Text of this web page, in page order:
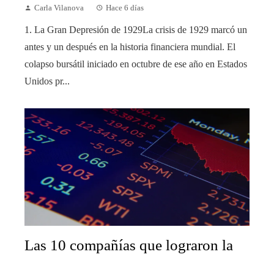
Carla Vilanova Hace 6 días
1. La Gran Depresión de 1929La crisis de 1929 marcó un
antes y un después en la historia financiera mundial. El
colapso bursátil iniciado en octubre de ese año en Estados
Unidos pr...
Las 10 compañías que lograron la